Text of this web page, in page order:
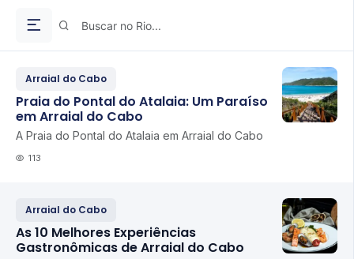
Arraial do Cabo
Praia do Pontal do Atalaia: Um Paraíso
em Arraial do Cabo
A Praia do Pontal do Atalaia em Arraial do Cabo
113
Arraial do Cabo
As 10 Melhores Experiências
Gastronômicas de Arraial do Cabo